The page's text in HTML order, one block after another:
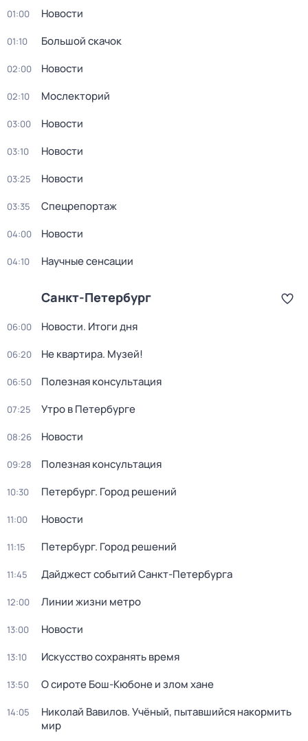
01:00 Новости
01:10 Большой скачок
02:00 Новости
02:10 Мослекторий
03:00 Новости
03:10 Новости
03:25 Новости
03:35 Спецрепортаж
04:00 Новости
04:10 Научные сенсации
Санкт-Петербург
06:00 Новости. Итоги дня
06:20 Не квартира. Музей!
06:50 Полезная консультация
07:25 Утро в Петербурге
08:26 Новости
09:28 Полезная консультация
10:30 Петербург. Город решений
11:00 Новости
11:15 Петербург. Город решений
11:45 Дайджест событий Санкт-Петербурга
12:00 Линии жизни метро
13:00 Новости
13:10 Искусство сохранять время
13:50 О сироте Бош-Кюбоне и злом хане
14:05
Николай Вавилов. Учёный, пытавшийся накормить
мир